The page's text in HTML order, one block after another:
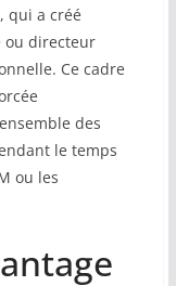
qui a créé
ou directeur
Ce cadre
des
le temps
ou les